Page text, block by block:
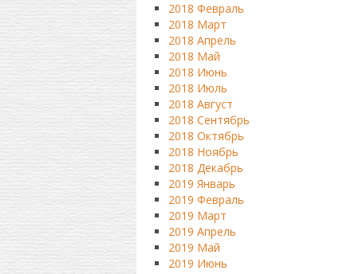
2018 Февраль
2018 Март
2018 Апрель
2018 Май
2018 Июнь
2018 Июль
2018 Август
2018 Сентябрь
2018 Октябрь
2018 Ноябрь
2018 Декабрь
2019 Январь
2019 Февраль
2019 Март
2019 Апрель
2019 Май
2019 Июнь